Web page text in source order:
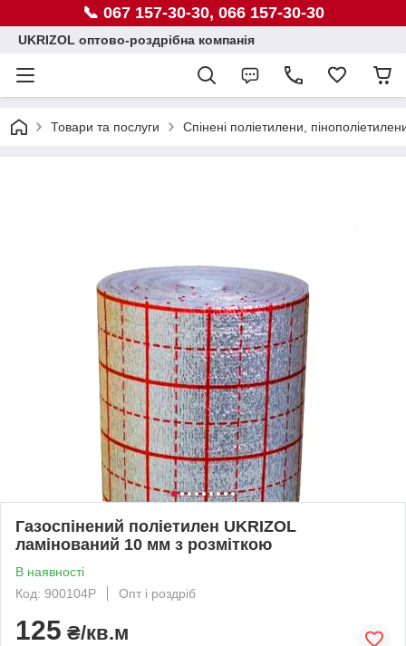
📞 067 157-30-30, 066 157-30-30
UKRIZOL оптово-роздрібна компанія
Товари та послуги Спінені поліетилени,
Газоспінений поліетилен UKRIZOL
ламінований 10 мм з розміткою
В наявності
Код: 900104Р
Опт і роздріб
125 ₴/кв.м